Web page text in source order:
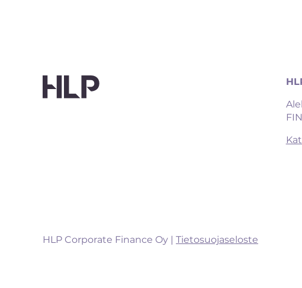
HLP Corporate Finance Oy | Tietosuojaseloste